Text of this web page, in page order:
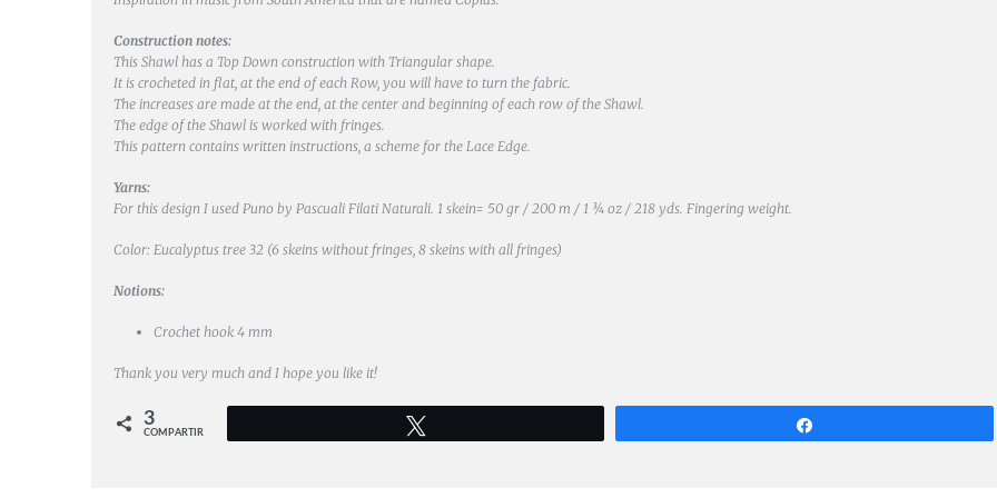
Construction notes:
This Shawl has a Top Down construction with Triangular shape.
It is crocheted in flat, at the end of each Row, you will have to turn the fabric.
The increases are made at the end, at the center and beginning of each row of the Shawl.
The edge of the Shawl is worked with fringes.
This pattern contains written instructions, a scheme for the Lace Edge.
Yarns:
For this design I used Puno by Pascuali Filati Naturali. 1 skein= 50 gr / 200 m / 1 ¾ oz / 218 yds. Fingering weight.
Color: Eucalyptus tree 32 (6 skeins without fringes, 8 skeins with all fringes)
Notions:
Crochet hook 4 mm
Thank you very much and I hope you like it!
3
COMPARTIR